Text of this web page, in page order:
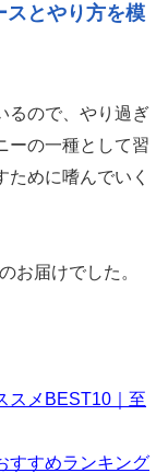
スとやり方を模
るので、やり過ぎ
ーの一種として習
めに嗜んでいく
お届けでした。
スメBEST10｜至
すすめランキング